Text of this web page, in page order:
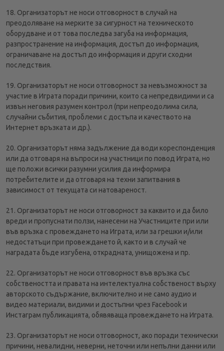
18. Организаторът не носи отговорност в случай на
преодоляване на мерките за сигурност на техническото
оборудване и от това последва загуба на информация,
разпространение на информация, достъп до информация,
ограничаване на достъп до информация и други сходни
последствия.
19. Организаторът не носи отговорност за невъзможност за
участие в Играта поради причини, които са непредвидими и са
извън неговия разумен контрол (при непреодолима сила,
случайни събития, проблеми с достъпа и качеството на
Интернет връзката и др.).
20. Организаторът няма задължение да води кореспонденция
или да отговаря на въпроси на участници по повод Играта, но
ще положи всички разумни усилия да информира
потребителите и да отговаря на техни запитвания в
зависимост от текущата си натовареност.
21. Организаторът не носи отговорност за каквито и да било
вреди и пропуснати ползи, нанесени на Участниците при или
във връзка с провеждането на Играта, или за грешки и/или
недостатъци при провеждането й, както и в случай че
наградата бъде изгубена, открадната, унищожена и пр.
22. Организаторът не носи отговорност във връзка със
собствеността и правата на интелектуална собственост върху
авторското съдържание, включително и не само аудио и
видео материали, видими и достъпни чрез Facebook и
Инстаграм публикацията, обявяваща провеждането на Играта.
23. Организаторът не носи отговорност, ако поради технически
причини, невалидни, неверни, неточни или непълни данни или